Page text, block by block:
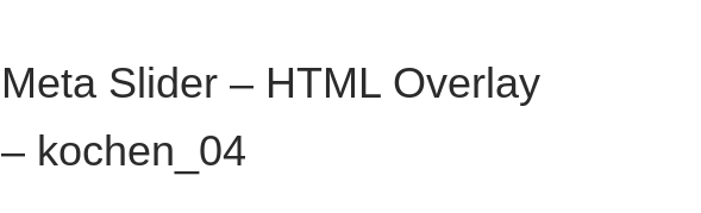
Meta Slider – HTML Overlay
– kochen_04